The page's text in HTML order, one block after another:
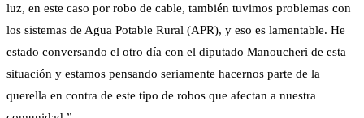
luz, en este caso por robo de cable, también tuvimos problemas con
los sistemas de Agua Potable Rural (APR), y eso es lamentable. He
estado conversando el otro día con el diputado Manoucheri de esta
situación y estamos pensando seriamente hacernos parte de la
querella en contra de este tipo de robos que afectan a nuestra